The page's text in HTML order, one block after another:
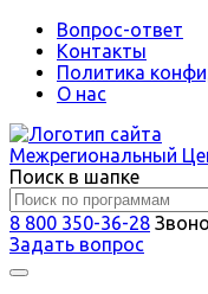
Вопрос-ответ
Контакты
Политика
О нас
Межрегиональный
Поиск в шапке
8 800 350-36-28
Задать вопрос